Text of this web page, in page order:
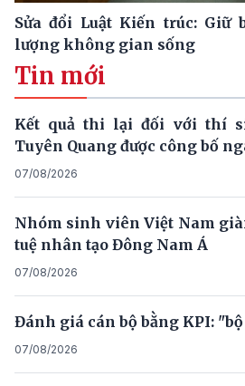
Sửa đổi Luật Kiến trúc: Giữ
lượng không gian sống
Tin mới
Kết quả thi lại đối với thí
Tuyên Quang được công bố
07/08/2026
Nhóm sinh viên Việt Nam
tuệ nhân tạo Đông Nam Á
07/08/2026
Đánh giá cán bộ bằng KPI:
07/08/2026